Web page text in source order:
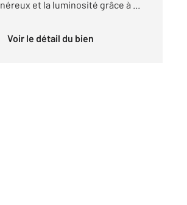
et la luminosité grâce à ...
Voir le détail du bien